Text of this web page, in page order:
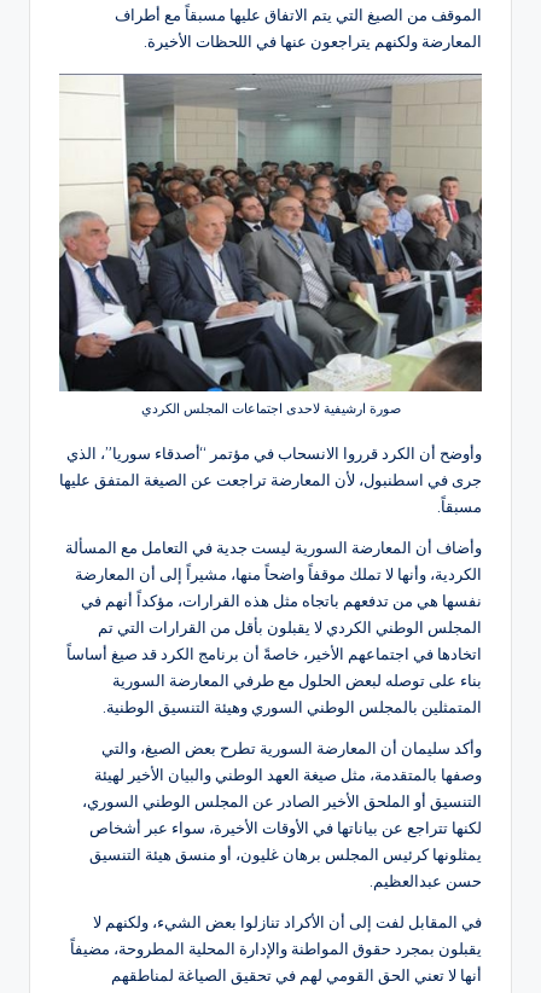
الموقف من الصيغ التي يتم الاتفاق عليها مسبقاً مع أطراف
المعارضة ولكنهم يتراجعون عنها في اللحظات الأخيرة.
صورة ارشيفية لاحدى اجتماعات المجلس الكردي
وأوضح أن الكرد قرروا الانسحاب في مؤتمر “أصدقاء سوريا”، الذي
جرى في اسطنبول، لأن المعارضة تراجعت عن الصيغة المتفق عليها
مسبقاً.
وأضاف أن المعارضة السورية ليست جدية في التعامل مع المسألة
الكردية، وأنها لا تملك موقفاً واضحاً منها، مشيراً إلى أن المعارضة
نفسها هي من تدفعهم باتجاه مثل هذه القرارات، مؤكداً أنهم في
المجلس الوطني الكردي لا يقبلون بأقل من القرارات التي تم
اتخادها في اجتماعهم الأخير، خاصةً أن برنامج الكرد قد صيغ أساساً
بناء على توصله لبعض الحلول مع طرفي المعارضة السورية
المتمثلين بالمجلس الوطني السوري وهيئة التنسيق الوطنية.
وأكد سليمان أن المعارضة السورية تطرح بعض الصيغ، والتي
وصفها بالمتقدمة، مثل صيغة العهد الوطني والبيان الأخير لهيئة
التنسيق أو الملحق الأخير الصادر عن المجلس الوطني السوري،
لكنها تتراجع عن بياناتها في الأوقات الأخيرة، سواء عبر أشخاص
يمثلونها كرئيس المجلس برهان غليون، أو منسق هيئة التنسيق
حسن عبدالعظيم.
في المقابل لفت إلى أن الأكراد تنازلوا بعض الشيء، ولكنهم لا
يقبلون بمجرد حقوق المواطنة والإدارة المحلية المطروحة، مضيفاً
أنها لا تعني الحق القومي لهم في تحقيق الصياغة لمناطقهم